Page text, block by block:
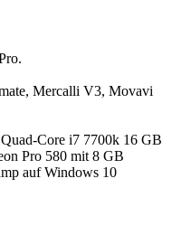
Mercalli V3, Movavi
Core i7 7700k 16 GB
Pro 580 mit 8 GB
auf Windows 10